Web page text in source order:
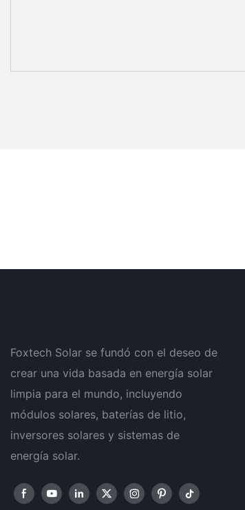
Foxtech Solar se fundó con el deseo de
crear una vida basada en energía solar
limpia para el mundo, incluyendo
módulos solares, baterías de litio,
inversores solares y sistemas de
energía solar.